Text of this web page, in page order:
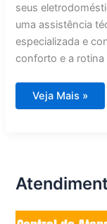
seus
uma assistência
especializada e
conforto e a rotina
Assistência
Técnica
Veja Mais »